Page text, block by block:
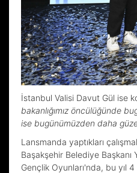
İstanbul Valisi Davut Gül ise
bakanlığımız öncülüğünde
ise bugünümüzden daha
Lansmanda yaptıkları
Başakşehir Belediye
Gençlik Oyunları'nda, bu yıl